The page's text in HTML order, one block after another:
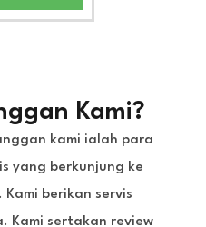
Kami?
kami ialah para
yang berkunjung ke
berikan servis
Kami sertakan review